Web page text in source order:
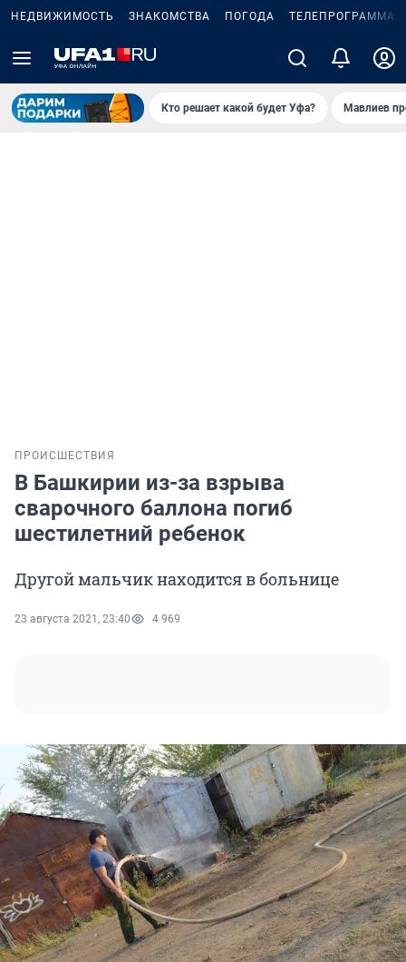
НЕДВИЖИМОСТЬ ЗНАКОМСТВА ПОГОДА ТЕЛЕПРОГРАММА
Кто решает какой будет Уфа? Мавлиев
ПРОИСШЕСТВИЯ
В Башкирии из-за взрыва
сварочного баллона погиб
шестилетний ребенок
Другой мальчик находится в больнице
23 августа 2021, 23:40 4 969